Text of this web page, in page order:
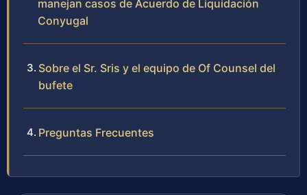
manejan casos de Acuerdo de Liquidación
Conyugal
Sobre el Sr. Sris y el equipo de Of Counsel del
bufete
Preguntas Frecuentes